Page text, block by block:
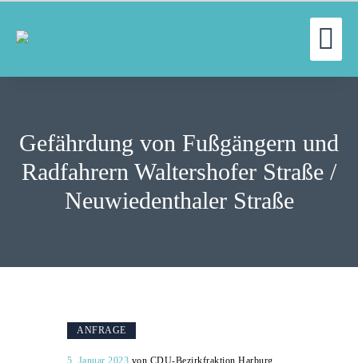
Gefährdung von Fußgängern und
Radfahrern Waltershofer Straße /
Neuwiedenthaler Straße
UNSERE ARBEIT
AUSSCHÜSSE
AKTUELLES
PRESSE
ANFRAGE